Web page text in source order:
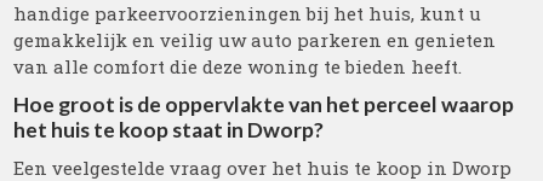
handige parkeervoorzieningen bij het huis, kunt u
gemakkelijk en veilig uw auto parkeren en genieten
van alle comfort die deze woning te bieden heeft.
Hoe groot is de oppervlakte van het perceel waarop
het huis te koop staat in Dworp?
Een veelgestelde vraag over het huis te koop in Dworp